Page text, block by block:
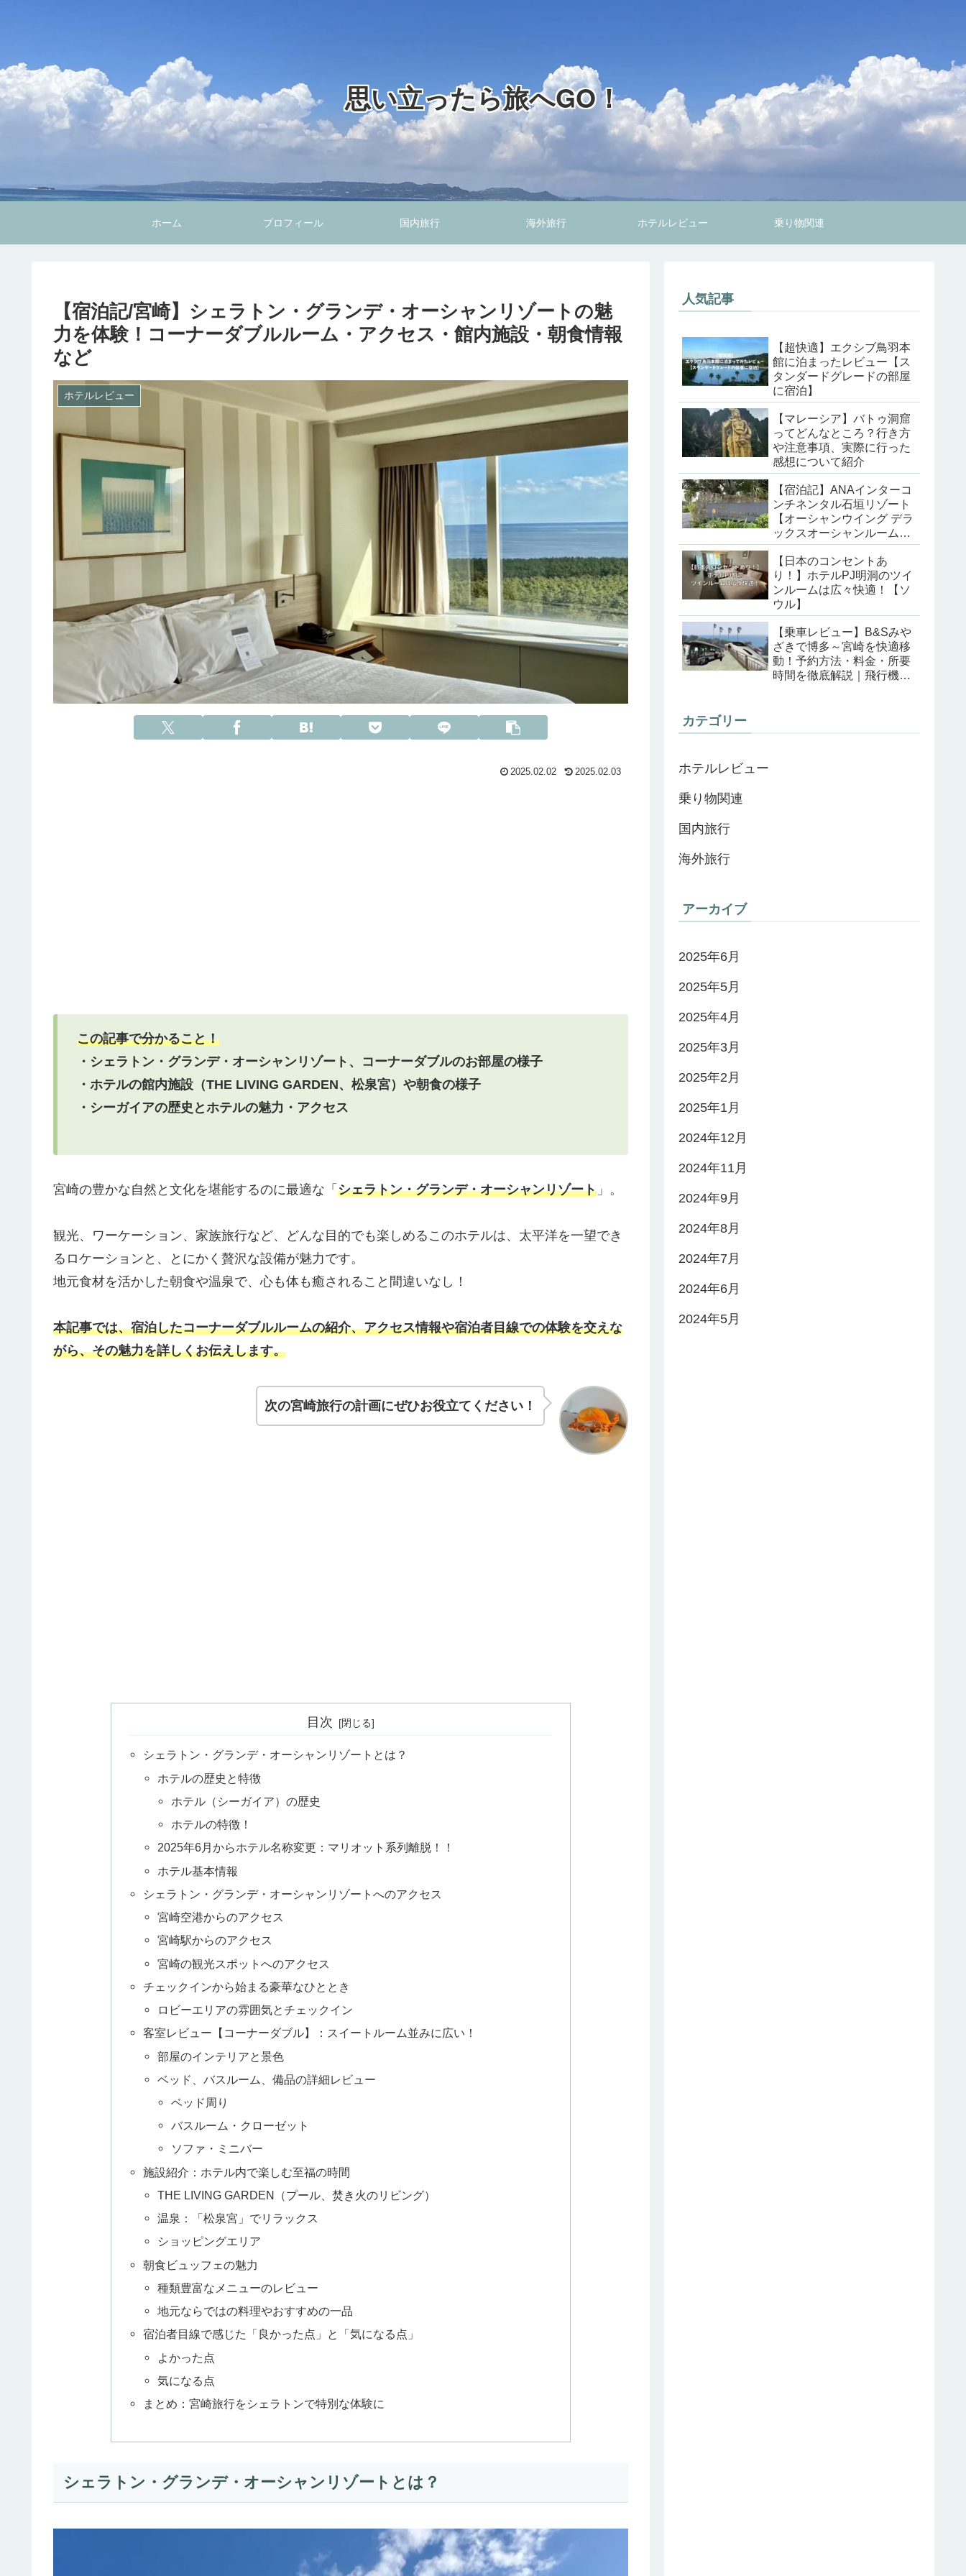
思い立ったら旅へGO！
ホーム プロフィール 国内旅行 海外旅行 ホテルレビュー 乗り物関連
【宿泊記/宮崎】シェラトン・グランデ・オーシャンリゾートの魅
力を体験！コーナーダブルルーム・アクセス・館内施設・朝食情報
など
ホテルレビュー
2025.02.02 2025.02.03
この記事で分かること！
・シェラトン・グランデ・オーシャンリゾート、コーナーダブルのお部屋の様子
・ホテルの館内施設（THE LIVING GARDEN、松泉宮）や朝食の様子
・シーガイアの歴史とホテルの魅力・アクセス
宮崎の豊かな自然と文化を堪能するのに最適な「 シェラトン・グランデ・オーシャンリゾート 」。
観光、ワーケーション、家族旅行など、どんな目的でも楽しめるこのホテルは、太平洋を一望でき
るロケーションと、とにかく贅沢な設備が魅力です。
地元食材を活かした朝食や温泉で、心も体も癒されること間違いなし！
本記事では、宿泊したコーナーダブルルームの紹介、アクセス情報や宿泊者目線での体験を交えな
がら、その魅力を詳しくお伝えします。
次の宮崎旅行の計画にぜひお役立てください！
目次
シェラトン・グランデ・オーシャンリゾートとは？
ホテルの歴史と特徴
ホテル（シーガイア）の歴史
ホテルの特徴！
2025年6月からホテル名称変更：マリオット系列離脱！！
ホテル基本情報
シェラトン・グランデ・オーシャンリゾートへのアクセス
宮崎空港からのアクセス
宮崎駅からのアクセス
宮崎の観光スポットへのアクセス
チェックインから始まる豪華なひととき
ロビーエリアの雰囲気とチェックイン
客室レビュー【コーナーダブル】：スイートルーム並みに広い！
部屋のインテリアと景色
ベッド、バスルーム、備品の詳細レビュー
ベッド周り
バスルーム・クローゼット
ソファ・ミニバー
施設紹介：ホテル内で楽しむ至福の時間
THE LIVING GARDEN（プール、焚き火のリビング）
温泉：「松泉宮」でリラックス
ショッピングエリア
朝食ビュッフェの魅力
種類豊富なメニューのレビュー
地元ならではの料理やおすすめの一品
宿泊者目線で感じた「良かった点」と「気になる点」
よかった点
気になる点
まとめ：宮崎旅行をシェラトンで特別な体験に
シェラトン・グランデ・オーシャンリゾートとは？
人気記事
【超快適】エクシブ鳥羽本
館に泊まったレビュー【ス
タンダードグレードの部屋
に宿泊】
【マレーシア】バトゥ洞窟
ってどんなところ？行き方
や注意事項、実際に行った
感想について紹介
【宿泊記】ANAインターコ
ンチネンタル石垣リゾート
【オーシャンウイング デラ
ックスオーシャンルームに
宿泊】
【日本のコンセントあ
り！】ホテルPJ明洞のツイ
ンルームは広々快適！【ソ
ウル】
【乗車レビュー】B&Sみや
ざきで博多～宮崎を快適移
動！予約方法・料金・所要
時間を徹底解説｜飛行機＆
カテゴリー
ホテルレビュー
乗り物関連
国内旅行
海外旅行
アーカイブ
2025年6月
2025年5月
2025年4月
2025年3月
2025年2月
2025年1月
2024年12月
2024年11月
2024年9月
2024年8月
2024年7月
2024年6月
2024年5月